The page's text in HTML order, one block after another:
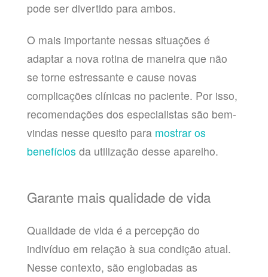
pode ser divertido para ambos.
O mais importante nessas situações é
adaptar a nova rotina de maneira que não
se torne estressante e cause novas
complicações clínicas no paciente. Por isso,
recomendações dos especialistas são bem-
vindas nesse quesito para mostrar os
benefícios da utilização desse aparelho.
Garante mais qualidade de vida
Qualidade de vida é a percepção do
indivíduo em relação à sua condição atual.
Nesse contexto, são englobadas as